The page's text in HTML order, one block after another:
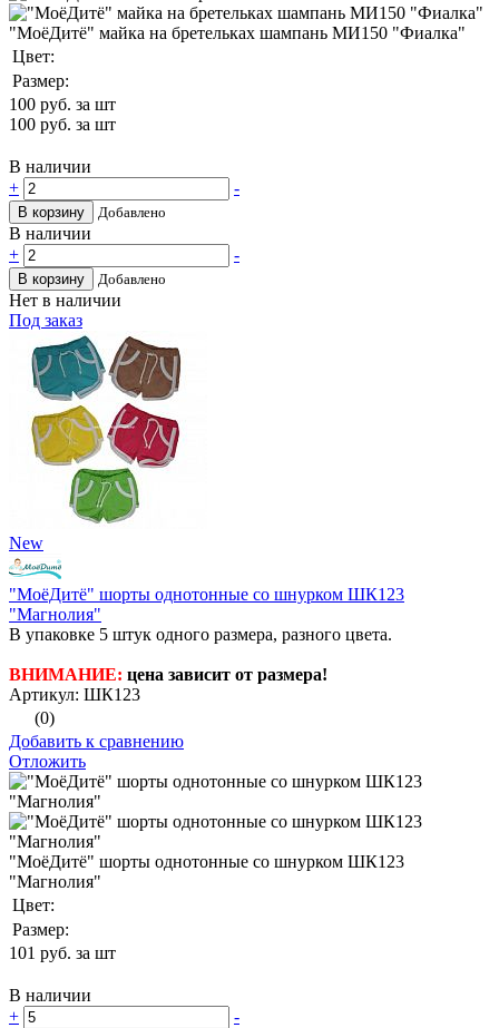
"МоёДитё" майка на бретельках шампань МИ150 "Фиалка"
Цвет:
Размер:
100 руб. за шт
100 руб. за шт
В наличии
+
-
В корзину Добавлено
В наличии
+
-
В корзину Добавлено
Нет в наличии
Под заказ
New
"МоёДитё" шорты однотонные со шнурком ШК123
"Магнолия"
В упаковке 5 штук одного размера, разного цвета.
ВНИМАНИЕ: цена зависит от размера!
Артикул: ШК123
(0)
Добавить к сравнению
Отложить
"МоёДитё" шорты однотонные со шнурком ШК123
"Магнолия"
Цвет:
Размер:
101 руб. за шт
В наличии
+
-